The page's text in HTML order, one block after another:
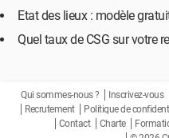
Etat des lieux : modèle
Quel taux de CSG sur votre
Qui sommes-nous ? Inscrivez-vous
Recrutement
Politique de
Contact
Charte